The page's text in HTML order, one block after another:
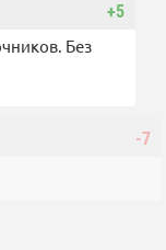
+5
Без
-7